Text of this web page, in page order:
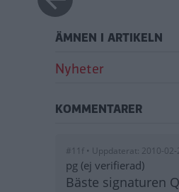
ÄMNEN I ARTIKELN
Nyheter
KOMMENTARER
#11f • Uppdaterat: 2010-02-
pg (ej verifierad)
Bäste signaturen